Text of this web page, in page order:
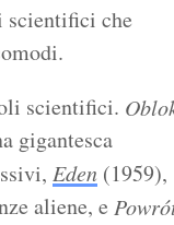
scientifici che
scientifici.
gigantesca
Eden (1959),
aliene, e